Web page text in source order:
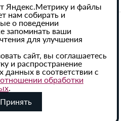
сайта активная
64» обязательна.
Яндекс.Метрику и файлы
нам собирать и
о поведении
запоминать ваши
для улучшения
сайт, вы соглашаетесь
и распространение
данных в соответствии с
обработки
.
Принять